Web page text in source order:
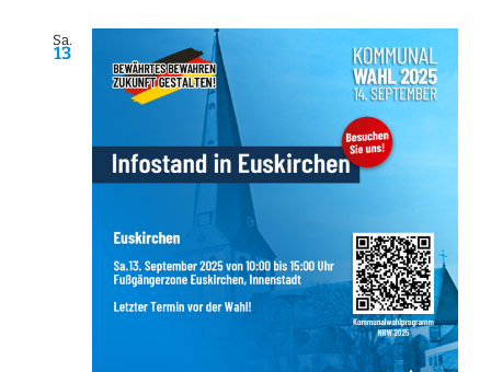
Sa.
13